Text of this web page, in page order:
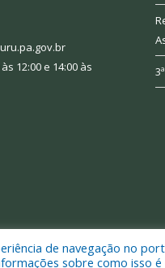
12:00 e 14:00 às
Prefeitura Municipal de
de navegação no
sobre como isso